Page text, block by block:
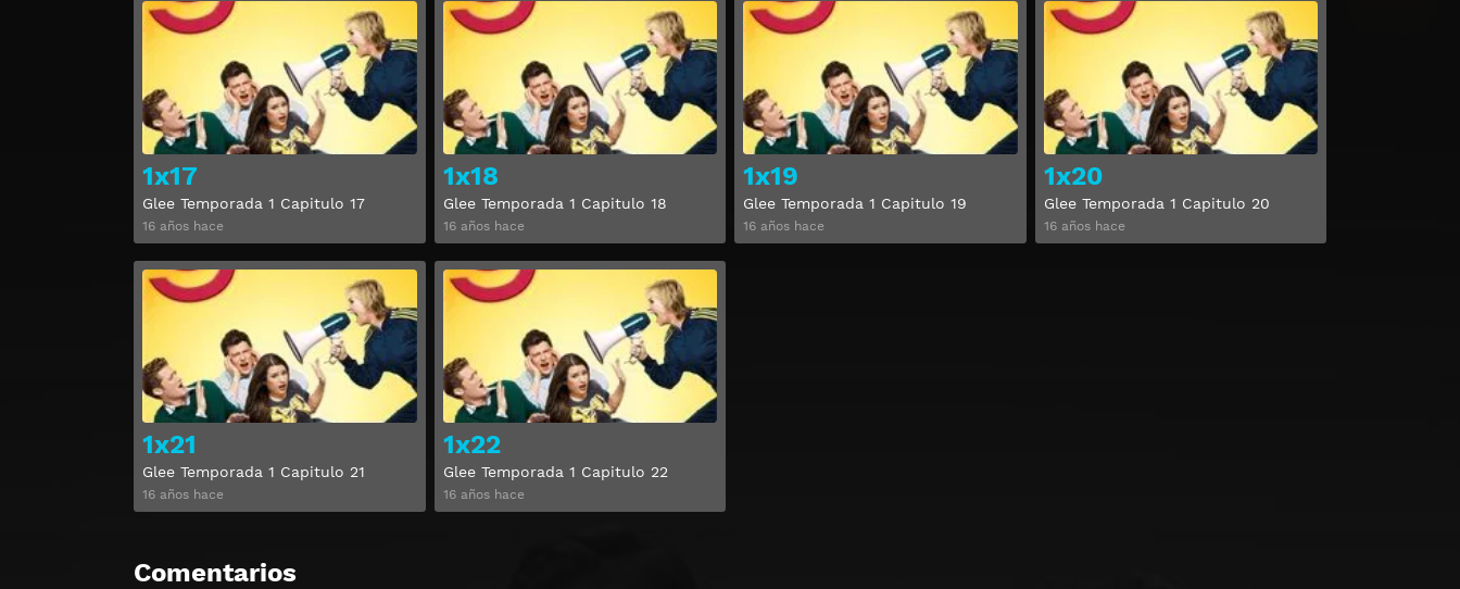
1x17
Glee Temporada 1 Capitulo 17
16 años hace
Ver
1x18
Glee Temporada 1 Capitulo 18
16 años hace
Ver
1x19
Glee Temporada 1 Capitulo 19
16 años hace
Ver
1x20
Glee Temporada 1 Capitulo 20
16 años hace
1x21
Glee Temporada 1 Capitulo 21
16 años hace
Ver
1x22
Glee Temporada 1 Capitulo 22
16 años hace
Comentarios